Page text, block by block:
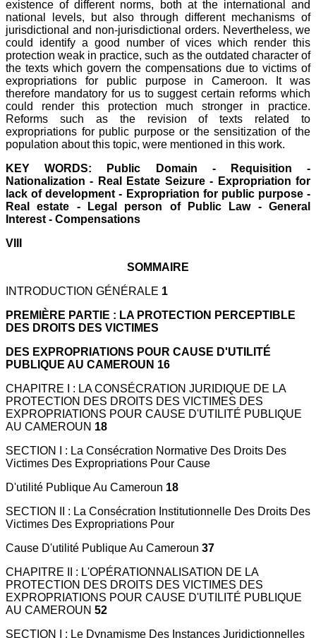
existence of different norms, both at the international and
national levels, but also through different mechanisms of
jurisdictional and non-jurisdictional orders. Nevertheless, we
could identify a good number of vices which render this
protection weak in practice, such as the outdated character of
the texts which govern the compensations due to victims of
expropriations for public purpose in Cameroon. It was
therefore mandatory for us to suggest certain reforms which
could render this protection much stronger in practice.
Reforms such as the revision of texts related to
expropriations for public purpose or the sensitization of the
population about this topic, were mentioned in this work.
KEY WORDS: Public Domain - Requisition -
Nationalization - Real Estate Seizure - Expropriation for
lack of development - Expropriation for public purpose -
Real estate - Legal person of Public Law - General
Interest - Compensations
VIII
SOMMAIRE
INTRODUCTION GÉNÉRALE 1
PREMIÈRE PARTIE : LA PROTECTION PERCEPTIBLE
DES DROITS DES VICTIMES
DES EXPROPRIATIONS POUR CAUSE D'UTILITÉ
PUBLIQUE AU CAMEROUN 16
CHAPITRE I : LA CONSÉCRATION JURIDIQUE DE LA
PROTECTION DES DROITS DES VICTIMES DES
EXPROPRIATIONS POUR CAUSE D'UTILITÉ PUBLIQUE
AU CAMEROUN 18
SECTION I : La Consécration Normative Des Droits Des
Victimes Des Expropriations Pour Cause
D'utilité Publique Au Cameroun 18
SECTION II : La Consécration Institutionnelle Des Droits Des
Victimes Des Expropriations Pour
Cause D'utilité Publique Au Cameroun 37
CHAPITRE II : L'OPÉRATIONNALISATION DE LA
PROTECTION DES DROITS DES VICTIMES DES
EXPROPRIATIONS POUR CAUSE D'UTILITÉ PUBLIQUE
AU CAMEROUN 52
SECTION I : Le Dynamisme Des Instances Juridictionnelles